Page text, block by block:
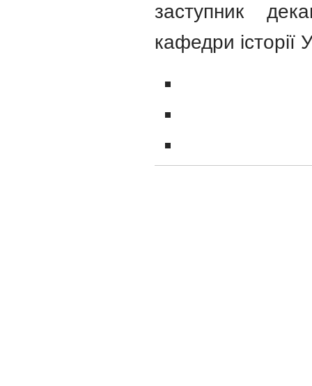
заступник
кафедри історії